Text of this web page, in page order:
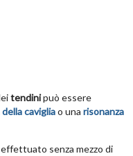
tendinipuò essere
cavigliao una risonanza
senza mezzo di